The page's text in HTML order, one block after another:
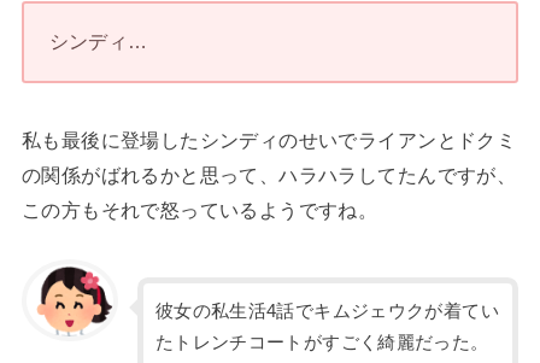
シンディ…
私も最後に登場したシンディのせいでライアンとドクミ
の関係がばれるかと思って、ハラハラしてたんですが、
この方もそれで怒っているようですね。
彼女の私生活4話でキムジェウクが着てい
たトレンチコートがすごく綺麗だった。